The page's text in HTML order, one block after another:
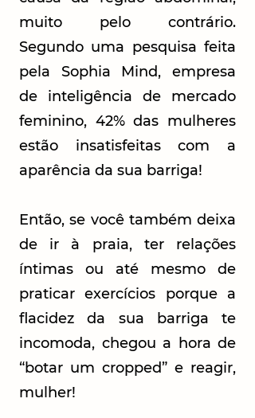
muito pelo contrário.
Segundo uma pesquisa feita
pela Sophia Mind, empresa
de inteligência de mercado
feminino, 42% das mulheres
estão insatisfeitas com a
aparência da sua barriga!
Então, se você também deixa
de ir à praia, ter relações
íntimas ou até mesmo de
praticar exercícios porque a
flacidez da sua barriga te
incomoda, chegou a hora de
“botar um cropped” e reagir,
mulher!